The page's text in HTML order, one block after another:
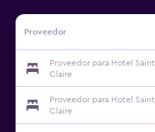
Proveedor
Proveedor para Hotel Saint
Claire
Proveedor para Hotel Saint
Claire